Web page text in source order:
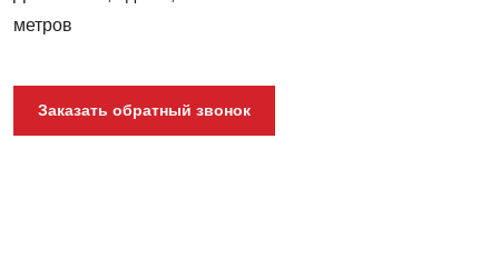
метров
Заказать обратный звонок